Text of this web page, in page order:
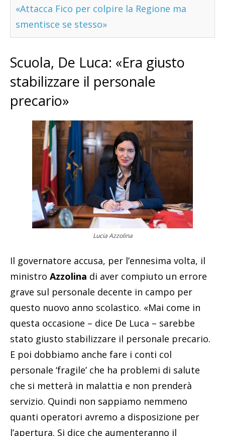
«Attacca Fico per colpire la Regione ma
smentisce se stesso»
Scuola, De Luca: «Era giusto
stabilizzare il personale
precario»
Lucia Azzolina
Il governatore accusa, per l’ennesima volta, il
ministro Azzolina di aver compiuto un errore
grave sul personale decente in campo per
questo nuovo anno scolastico. «Mai come in
questa occasione – dice De Luca – sarebbe
stato giusto stabilizzare il personale precario.
E poi dobbiamo anche fare i conti col
personale ‘fragile’ che ha problemi di salute
che si metterà in malattia e non prenderà
servizio. Quindi non sappiamo nemmeno
quanti operatori avremo a disposizione per
l’apertura. Si dice che aumenteranno il